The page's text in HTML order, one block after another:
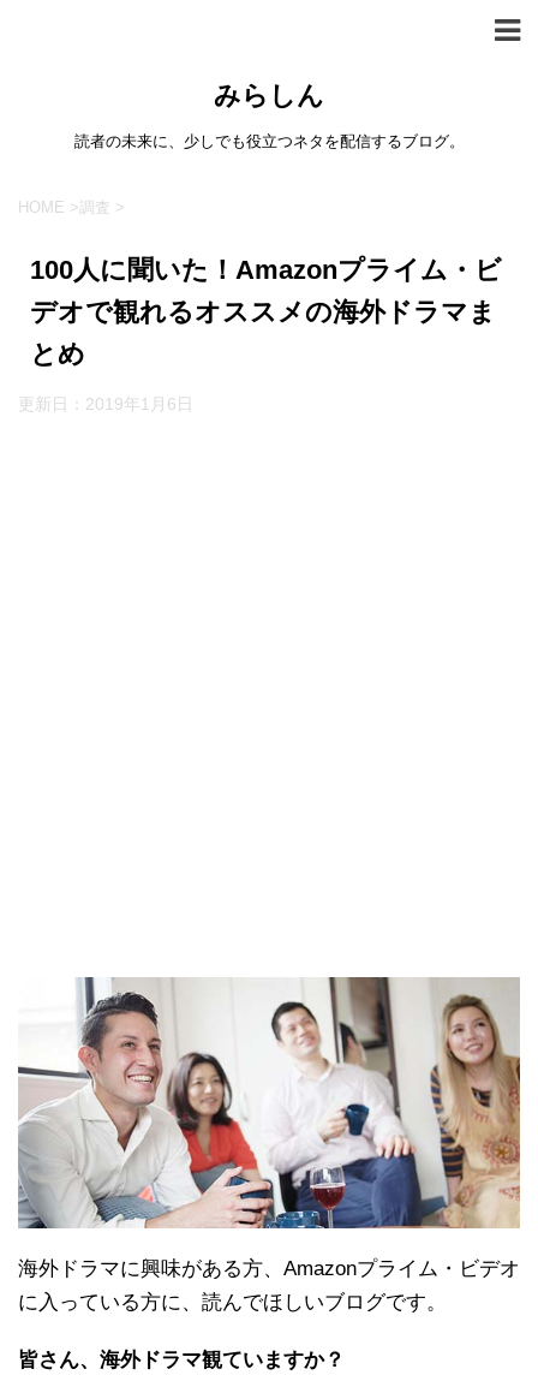
みらしん
読者の未来に、少しでも役立つネタを配信するブログ。
HOME > 調査 >
100人に聞いた！Amazonプライム・ビ
デオで観れるオススメの海外ドラマま
とめ
更新日： 2019年1月6日
海外ドラマに興味がある方、Amazonプライム・ビデオ
に入っている方に、読んでほしいブログです。
皆さん、海外ドラマ観ていますか？